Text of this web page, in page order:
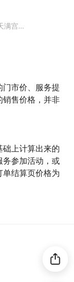
在太宰府天满宫（Kimono Rental Hibiki）租借和服
市价、服务提
销售价格，并非
上计算出来的
务参加活动，或
结算页价格为